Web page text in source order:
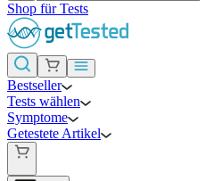
Shop für Tests
Bestseller
Tests wählen
Symptome
Getestete Artikel